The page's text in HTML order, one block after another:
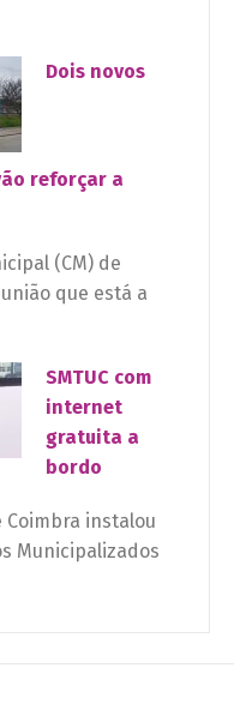
Dois novos
reforçar a
(CM) de
que está a
SMTUC com
internet
gratuita a
bordo
Coimbra instalou
Municipalizados